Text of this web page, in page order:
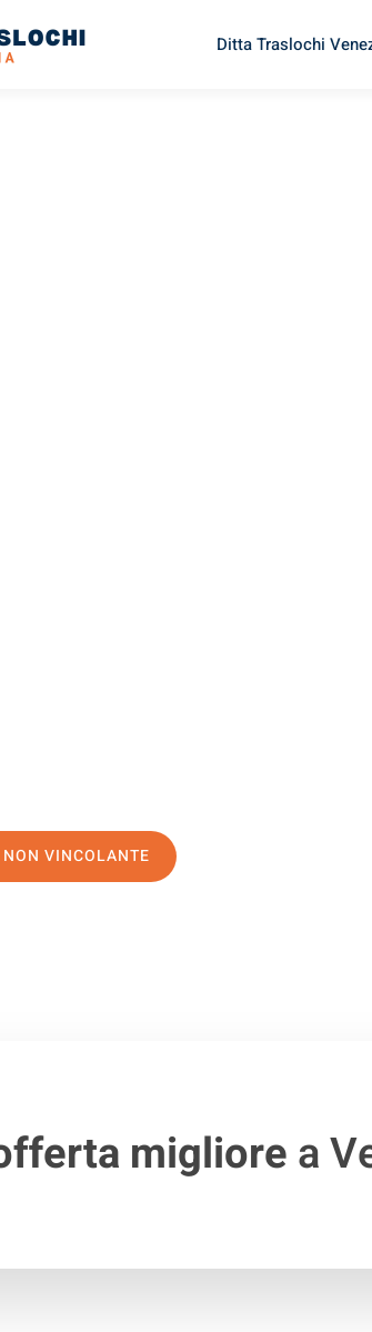
Ditta Traslochi
VINCOLANTE
migliorea